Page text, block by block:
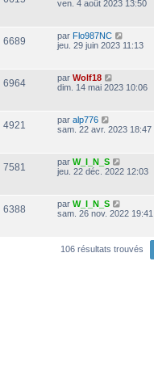
ven. 4 août 2023 13:50
6689 par Flo987NC
jeu. 29 juin 2023 11:13
6964 par Wolf18
dim. 14 mai 2023 10:06
4921 par alp776
sam. 22 avr. 2023 18:47
7581 par W_I_N_S
jeu. 22 déc. 2022 12:03
6388 par W_I_N_S
sam. 26 nov. 2022 19:41
106 résultats trouvés